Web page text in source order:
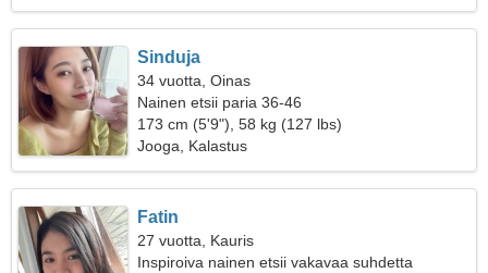
Sinduja
34 vuotta, Oinas
Nainen etsii paria 36-46
173 cm (5'9"), 58 kg (127 lbs)
Jooga, Kalastus
Fatin
27 vuotta, Kauris
Inspiroiva nainen etsii vakavaa suhdetta